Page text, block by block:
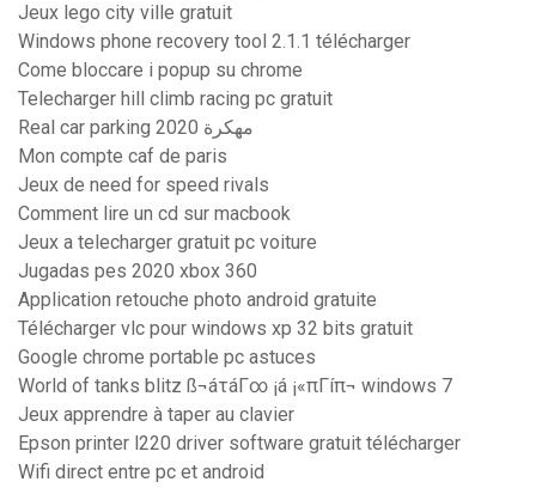
Jeux lego city ville gratuit
Windows phone recovery tool 2.1.1 télécharger
Come bloccare i popup su chrome
Telecharger hill climb racing pc gratuit
Real car parking 2020 مهكرة
Mon compte caf de paris
Jeux de need for speed rivals
Comment lire un cd sur macbook
Jeux a telecharger gratuit pc voiture
Jugadas pes 2020 xbox 360
Application retouche photo android gratuite
Télécharger vlc pour windows xp 32 bits gratuit
Google chrome portable pc astuces
World of tanks blitz ß¬áτáΓ∞ ¡á ¡«πΓíπ¬ windows 7
Jeux apprendre à taper au clavier
Epson printer l220 driver software gratuit télécharger
Wifi direct entre pc et android